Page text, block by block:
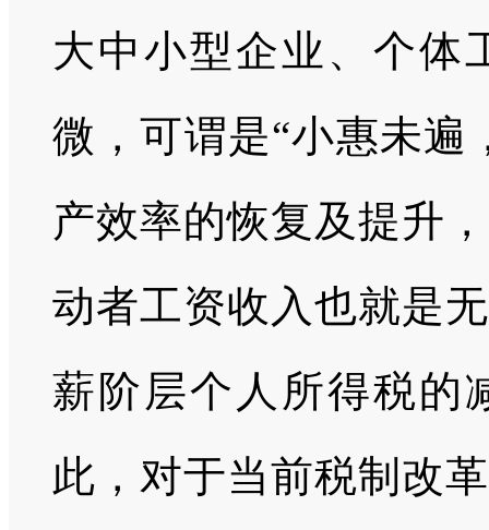
大中小型企业、个体
微，可谓是“小惠未遍
产效率的恢复及提升
动者工资收入也就是
薪阶层个人所得税的
此，对于当前税制改